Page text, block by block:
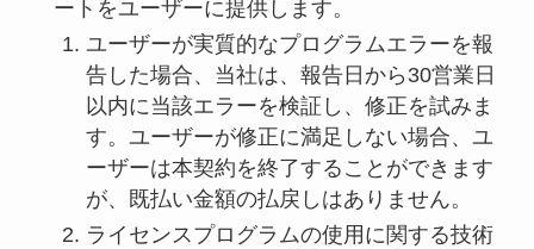
ートをユーザーに提供します。
ユーザーが実質的なプログラムエラーを報
告した場合、当社は、報告日から30営業日
以内に当該エラーを検証し、修正を試みま
す。ユーザーが修正に満足しない場合、ユ
ーザーは本契約を終了することができます
が、既払い金額の払戻しはありません。
ライセンスプログラムの使用に関する技術